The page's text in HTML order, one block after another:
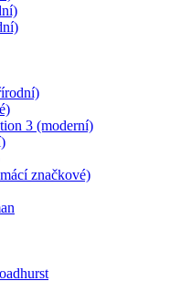
3 (moderní)
značkové)